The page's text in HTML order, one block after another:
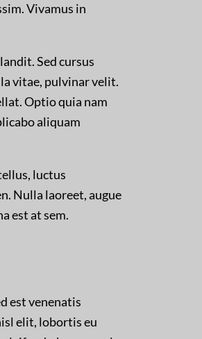
Vivamus in
Sed cursus
vitae, pulvinar velit.
Optio quia nam
aliquam
luctus
Nulla laoreet, augue
est at sem.
est venenatis
elit, lobortis eu